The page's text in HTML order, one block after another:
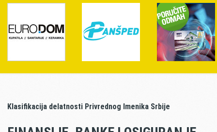
Klasifikacija delatnosti Privrednog Imenika Srbije